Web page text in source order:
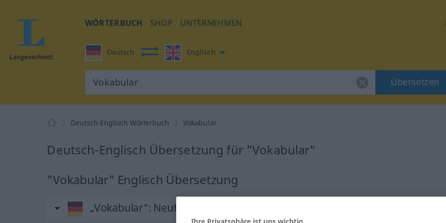
WÖRTERBUCH SHOP UNTERNEHMEN
Deutsch Englisch
Übersetzen
Deutsch-Englisch Wörterbuch Vokabular
Deutsch-Englisch Übersetzung für "Vokabular"
"Vokabular" Englisch Übersetzung
„Vokabular“: Neutrum